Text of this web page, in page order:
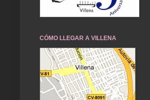
CÓMO LLEGAR A VILLENA